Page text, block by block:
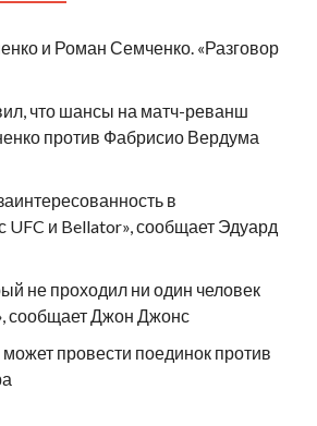
и Роман Семченко. «Разговор
что шансы на матч-реванш
против Фабрисио Вердума
в
UFC и Bellator», сообщает Эдуард
не проходил ни один человек
сообщает Джон Джонс
провести поединок против